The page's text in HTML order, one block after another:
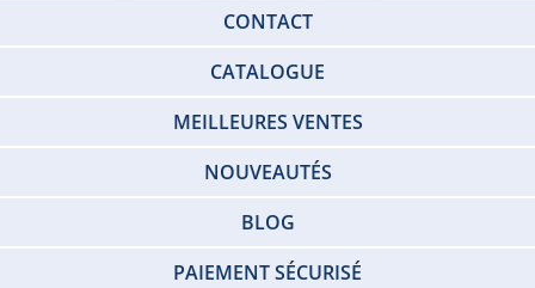
CONTACT
CATALOGUE
MEILLEURES VENTES
NOUVEAUTÉS
BLOG
PAIEMENT SÉCURISÉ